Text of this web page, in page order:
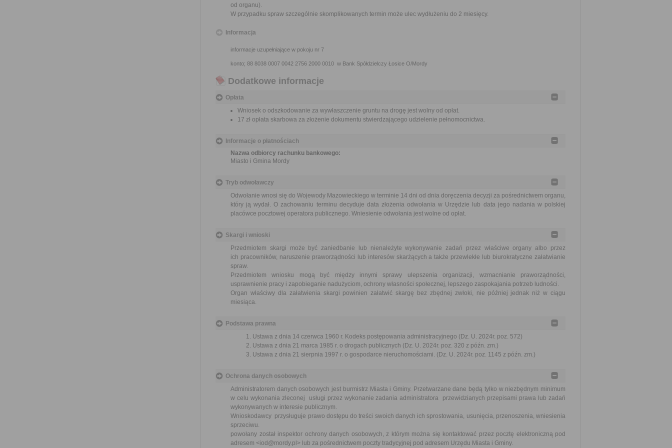
od organu).
W przypadku spraw szczególnie skomplikowanych termin może ulec wydłużeniu do 2 miesięcy.
Informacja
informacje uzupełniające w pokoju nr 7
konto; 88 8038 0007 0042 2756 2000 0010 w Bank Spółdzielczy Łosice O/Mordy
Dodatkowe informacje
Opłata
Wniosek o odszkodowanie za wywłaszczenie gruntu na drogę jest wolny od opłat.
17 zł opłata skarbowa za złożenie dokumentu stwierdzającego udzielenie pełnomocnictwa.
Informacje o płatnościach
Nazwa odbiorcy rachunku bankowego:
Miasto i Gmina Mordy
Tryb odwoławczy
Odwołanie wnosi się do Wojewody Mazowieckiego w terminie 14 dni od dnia doręczenia decyzji za pośrednictwem organu,
który ją wydał. O zachowaniu terminu decyduje data złożenia odwołania w Urzędzie lub data jego nadania w polskiej
placówce pocztowej operatora publicznego. Wniesienie odwołania jest wolne od opłat.
Skargi i wnioski
Przedmiotem skargi może być zaniedbanie lub nienależyte wykonywanie zadań przez właściwe organy albo przez
ich pracowników, naruszenie praworządności lub interesów skarżących a także przewlekłe lub biurokratyczne załatwianie
spraw.
Przedmiotem wniosku mogą być między innymi sprawy ulepszenia organizacji, wzmacnianie praworządności,
usprawnienie pracy i zapobieganie nadużyciom, ochrony własności społecznej, lepszego zaspokajania potrzeb ludności.
Organ właściwy dla załatwienia skargi powinien załatwić skargę bez zbędnej zwłoki, nie później jednak niż w ciągu
miesiąca.
Podstawa prawna
Ustawa z dnia 14 czerwca 1960 r. Kodeks postępowania administracyjnego (Dz. U. 2024r. poz. 572)
Ustawa z dnia 21 marca 1985 r. o drogach publicznych (Dz. U. 2024r. poz. 320 z późn. zm.)
Ustawa z dnia 21 sierpnia 1997 r. o gospodarce nieruchomościami. (Dz. U. 2024r. poz. 1145 z późn. zm.)
Ochrona danych osobowych
Administratorem danych osobowych jest burmistrz Miasta i Gminy. Przetwarzane dane będą tylko w niezbędnym minimum
w celu wykonania zleconej usługi przez wykonanie zadania administratora przewidzianych przepisami prawa lub zadań
wykonywanych w interesie publicznym.
Wnioskodawcy przysługuje prawo dostępu do treści swoich danych ich sprostowania, usunięcia, przenoszenia, wniesienia
sprzeciwu.
powołany został inspektor ochrony danych osobowych, z którym można się kontaktować przez pocztę elektroniczną pod
adresem <iod@mordy.pl> lub za pośrednictwem poczty tradycyjnej pod adresem Urzędu Miasta i Gminy.